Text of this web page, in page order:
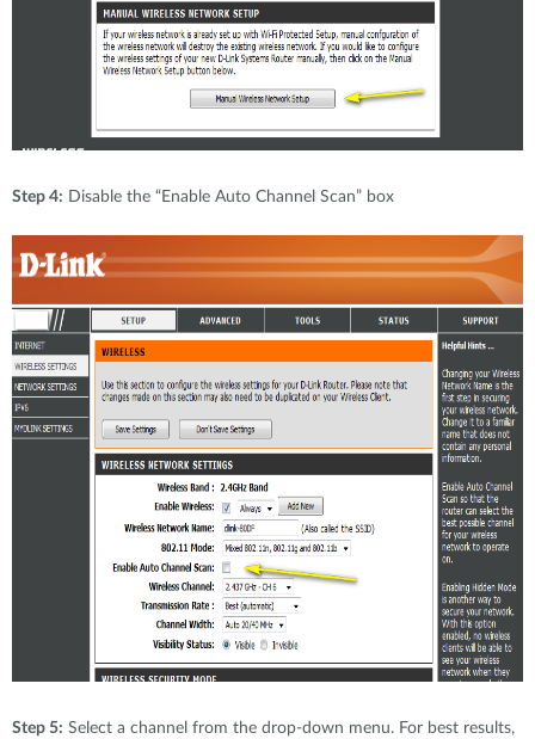
Step 4: Disable the “Enable Auto Channel Scan” box
Step 5: Select a channel from the drop-down menu. For best results,